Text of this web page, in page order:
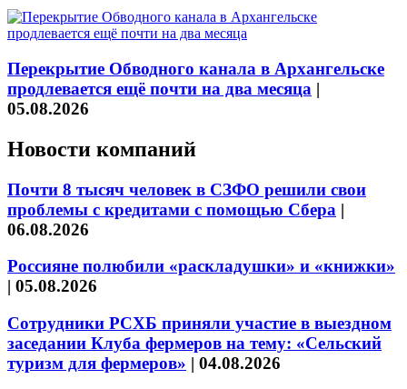
Перекрытие Обводного канала в Архангельске
продлевается ещё почти на два месяца |
05.08.2026
Новости компаний
Почти 8 тысяч человек в СЗФО решили свои
проблемы с кредитами с помощью Сбера |
06.08.2026
Россияне полюбили «раскладушки» и «книжки»
| 05.08.2026
Сотрудники РСХБ приняли участие в выездном
заседании Клуба фермеров на тему: «Сельский
туризм для фермеров» | 04.08.2026